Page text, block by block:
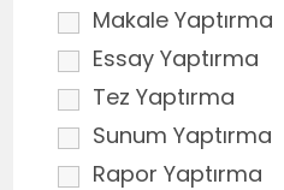
Makale Yaptırma
Essay Yaptırma
Tez Yaptırma
Sunum Yaptırma
Rapor Yaptırma